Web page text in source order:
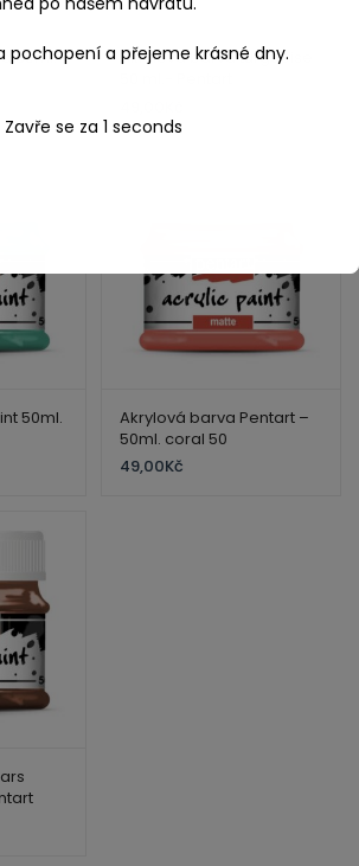
50ml.
Akrylová barva turguoise
50ml.
Akrylová barva Pentart –
50ml. coral 50
49,00Kč
pochopení a přejeme krásné dny.
Zavře se za 1 seconds